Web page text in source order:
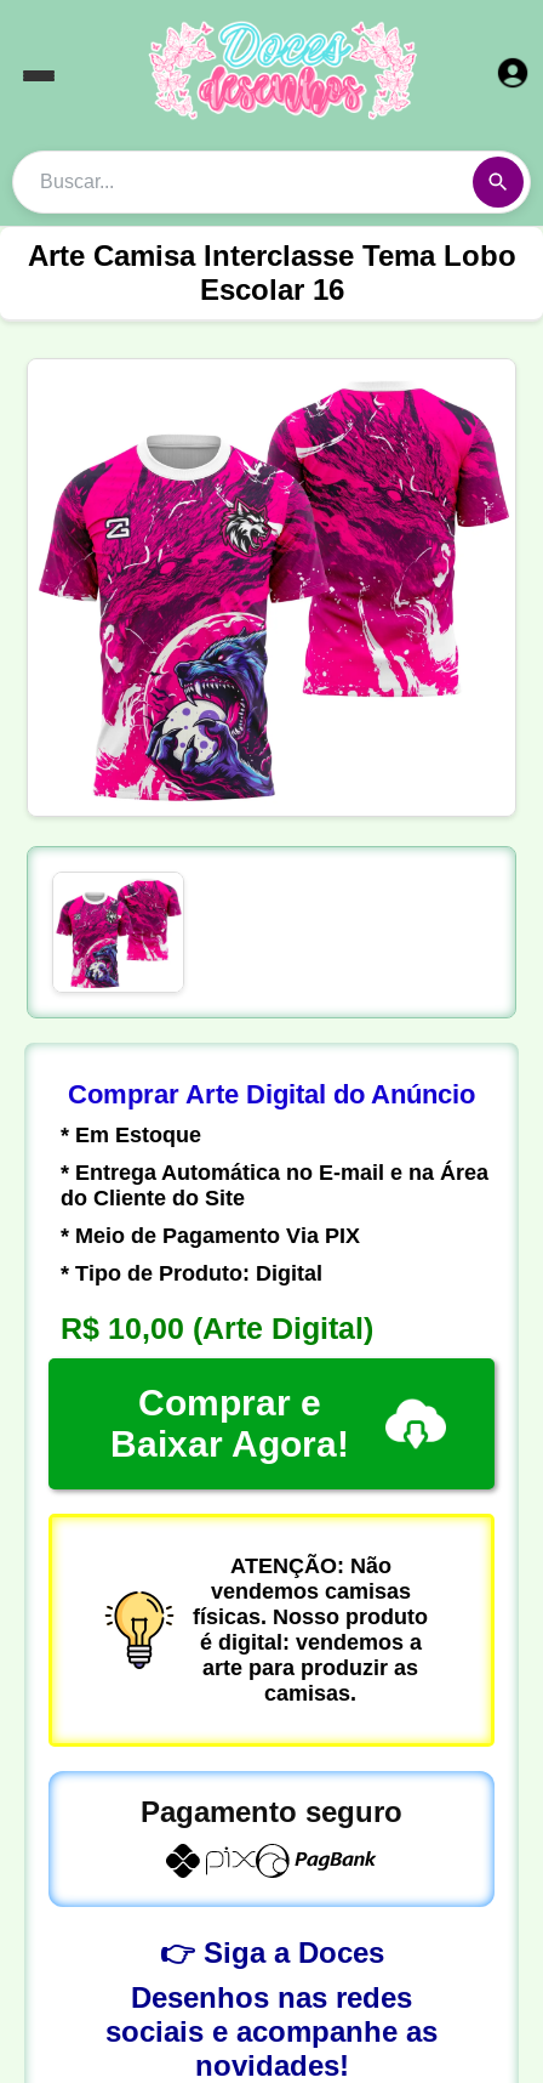
Arte Camisa Interclasse Tema Lobo
Escolar 16
Comprar Arte Digital do Anúncio
* Em Estoque
* Entrega Automática no E-mail e na Área
do Cliente do Site
* Meio de Pagamento Via PIX
* Tipo de Produto: Digital
R$ 10,00 (Arte Digital)
Comprar e
Baixar Agora!
ATENÇÃO: Não
vendemos camisas
físicas. Nosso produto
é digital: vendemos a
arte para produzir as
camisas.
Pagamento seguro
👉 Siga a Doces
Desenhos nas redes
sociais e acompanhe as
novidades!